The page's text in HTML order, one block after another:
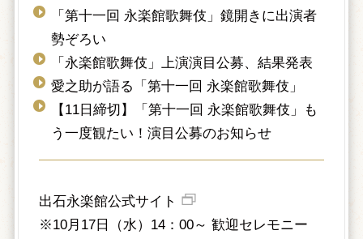
「第十一回 永楽館歌舞伎」鏡開きに出演者
勢ぞろい
「永楽館歌舞伎」上演演目公募、結果発表
愛之助が語る「第十一回 永楽館歌舞伎」
【11日締切】「第十一回 永楽館歌舞伎」も
う一度観たい！演目公募のお知らせ
出石永楽館公式サイト
※10月17日（水）14：00～ 歓迎セレモニー